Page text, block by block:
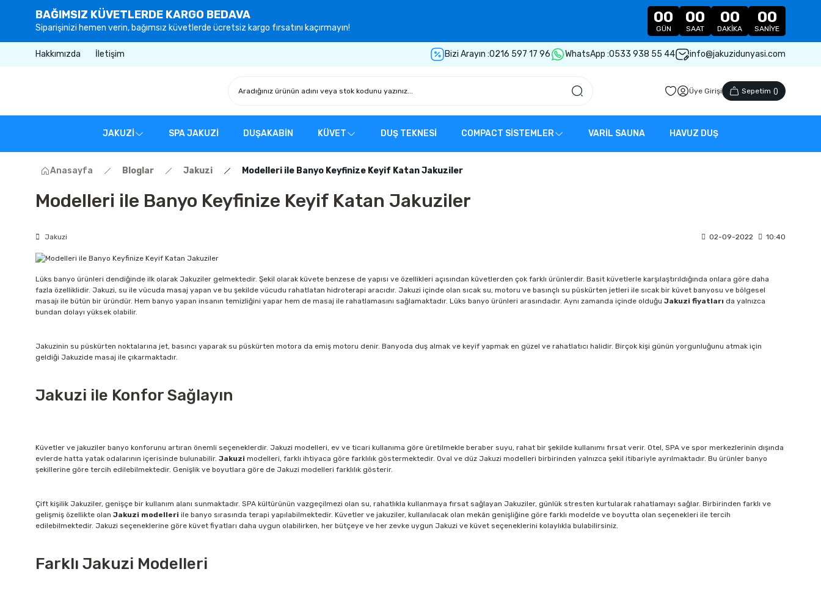
BAĞIMSIZ KÜVETLERDE KARGO BEDAVA
Siparişinizi hemen verin, bağımsız küvetlerde ücretsiz kargo fırsatını kaçırmayın!
00
GÜN
00
SAAT
00
DAKIKA
00
SANIYE
Hakkımızda İletişim Bizi Arayın :0216 597 17 96 WhatsApp :0533 938 55 44 info@jakuzidunyasi.com
Üye Girişi Sepetim ()
JAKUZİ SPA JAKUZİ DUŞAKABİN KÜVET DUŞ TEKNESİ COMPACT SİSTEMLER VARİL SAUNA HAVUZ DUŞ
Anasayfa Bloglar Jakuzi Modelleri ile Banyo Keyfinize Keyif Katan Jakuziler
Modelleri ile Banyo Keyfinize Keyif Katan Jakuziler
Jakuzi 02-09-2022 10:40
Lüks banyo ürünleri dendiğinde ilk olarak Jakuziler gelmektedir. Şekil olarak küvete benzese de yapısı ve özellikleri açısından küvetlerden çok farklı ürünlerdir. Basit küvetlerle karşılaştırıldığında onlara göre daha
fazla özelliklidir. Jakuzi, su ile vücuda masaj yapan ve bu şekilde vücudu rahatlatan hidroterapi aracıdır. Jakuzi içinde olan sıcak su, motoru ve basınçlı su püskürten jetleri ile sıcak bir küvet banyosu ve bölgesel
masajı ile bütün bir üründür. Hem banyo yapan insanın temizliğini yapar hem de masaj ile rahatlamasını sağlamaktadır. Lüks banyo ürünleri arasındadır. Aynı zamanda içinde olduğu Jakuzi fiyatları da yalnızca
bundan dolayı yüksek olabilir.
Jakuzinin su püskürten noktalarına jet, basıncı yaparak su püskürten motora da emiş motoru denir. Banyoda duş almak ve keyif yapmak en güzel ve rahatlatıcı halidir. Birçok kişi günün yorgunluğunu atmak için
geldiği Jakuzide masaj ile çıkarmaktadır.
Jakuzi ile Konfor Sağlayın
Küvetler ve jakuziler banyo konforunu artıran önemli seçeneklerdir. Jakuzi modelleri, ev ve ticari kullanıma göre üretilmekle beraber suyu, rahat bir şekilde kullanımı fırsat verir. Otel, SPA ve spor merkezlerinin dışında
evlerde hatta yatak odalarının içerisinde bulunabilir. Jakuzi modelleri, farklı ihtiyaca göre farklılık göstermektedir. Oval ve düz Jakuzi modelleri birbirinden yalnızca şekil itibariyle ayrılmaktadır. Bu ürünler banyo
şekillerine göre tercih edilebilmektedir. Genişlik ve boyutlara göre de Jakuzi modelleri farklılık gösterir.
Çift kişilik Jakuziler, genişçe bir kullanım alanı sunmaktadır. SPA kültürünün vazgeçilmezi olan su, rahatlıkla kullanmaya fırsat sağlayan Jakuziler, günlük stresten kurtularak rahatlamayı sağlar. Birbirinden farklı ve
gelişmiş özellikte olan Jakuzi modelleri ile banyo sırasında terapi yapılabilmektedir. Küvetler ve jakuziler, kullanılacak olan mekân genişliğine göre farklı modelde ve boyutta olan seçenekleri ile tercih
edilebilmektedir. Jakuzi seçeneklerine göre küvet fiyatları daha uygun olabilirken, her bütçeye ve her zevke uygun Jakuzi ve küvet seçeneklerini kolaylıkla bulabilirsiniz.
Farklı Jakuzi Modelleri